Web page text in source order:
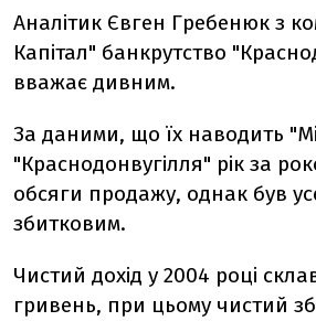
Аналітик Євген Гребенюк з
Капітал" банкрутство
вважає дивним.
За даними, що їх наводить
"Краснодонвугілля" рік за
обсяги продажу, однак був
збитковим.
Чистий дохід у 2004 році
гривень, при цьому чистий